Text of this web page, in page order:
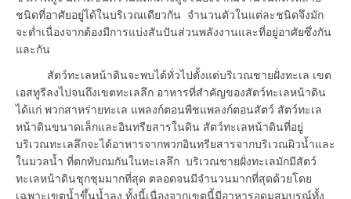
ชนิดที่อาศัยอยู่ได้ในบริเวณเดียวกัน จำนวนตัวในแต่ละชนิดจึงมัก
จะต่ำเนื่องจากต้องมีการแบ่งสันปันส่วนพลังงานและที่อยู่อาศัยซึ่งกัน
และกัน
สัตว์ทะเลหน้าดินจะพบได้ทั่วไปตั้งแต่บริเวณชายฝั่งทะเล เขต
เอสทูรีลงไปจนถึงเขตทะเลลึก อาหารที่สำคัญของสัตว์ทะเลหน้าดิน
ได้แก่ พวกสาหร่ายทะเล แพลงก์ตอนพืชแพลงก์ตอนสัตว์ สัตว์ทะเล
หน้าดินขนาดเล็กและอินทรียสารในดิน สัตว์ทะเลหน้าดินที่อยู่
บริเวณทะเลลึกจะได้อาหารจากพวกอินทรียสารจากบริเวณผิวน้ำและ
ในมวลน้ำ ที่ตกทับถมกันในทะเลลึก บริเวณชายฝั่งทะเลมักมีสัตว์
ทะเลหน้าดินชุกชุมมากที่สุด ตลอดจนมีจำนวนมากที่สุดด้วยโดย
เฉพาะเขตน้ำขึ้นน้ำลง ทั้งนี้เนื่องจากเขตนี้มีอาหารอุดมสมบูรณ์ทั้ง